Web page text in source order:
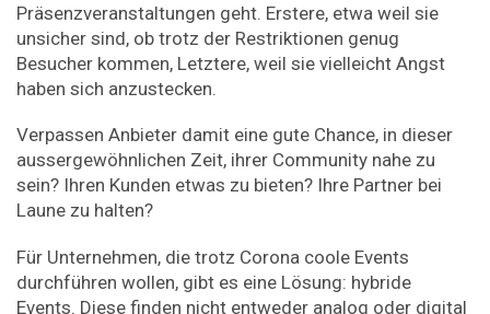
Präsenzveranstaltungen geht. Erstere, etwa weil sie
unsicher sind, ob trotz der Restriktionen genug
Besucher kommen, Letztere, weil sie vielleicht Angst
haben sich anzustecken.
Verpassen Anbieter damit eine gute Chance, in dieser
aussergewöhnlichen Zeit, ihrer Community nahe zu
sein? Ihren Kunden etwas zu bieten? Ihre Partner bei
Laune zu halten?
Für Unternehmen, die trotz Corona coole Events
durchführen wollen, gibt es eine Lösung: hybride
Events. Diese finden nicht entweder analog oder digital